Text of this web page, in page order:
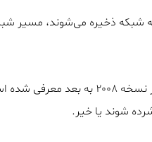
شبکه ذخیره می‌شوند، مسیر